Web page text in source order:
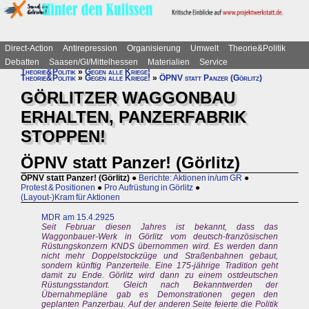
Direct-Action Antirepression Organisierung Umwelt
Theorie&Politik
Debatten
Saasen/GI/Mittelhessen Materialien
Service
Theorie&Politik»Gegen alle Kriege!
Theorie&Politik » Gegen alle Kriege! » ÖPNV statt Panzer (Görlitz)
GÖRLITZER WAGGONBAU
ERHALTEN, PANZERFABRIK
STOPPEN!
ÖPNV statt Panzer! (Görlitz)
ÖPNV statt Panzer! (Görlitz) ● Berichte: Aktionen in/um GR ●
Protest & Positionen ● Pro Aufrüstung in Görlitz ●
(Layout-)Kram für Aktionen
MDR am 15.4.2925
Seit Februar diesen Jahres ist bekannt, dass das
Waggonbauer-Werk in Görlitz vom deutsch-französischen
Rüstungskonzern KNDS übernommen wird. Es werden dann
nicht mehr Doppelstockzüge und Straßenbahnen gebaut,
sondern künftig Panzerteile. Eine 175-jährige Tradition geht
damit zu Ende. Görlitz wird dann zu einem ostdeutschen
Rüstungsstandort. Gleich nach Bekanntwerden der
Übernahmepläne gab es Demonstrationen gegen den
geplanten Panzerbau. Auf der anderen Seite feierte die Politik